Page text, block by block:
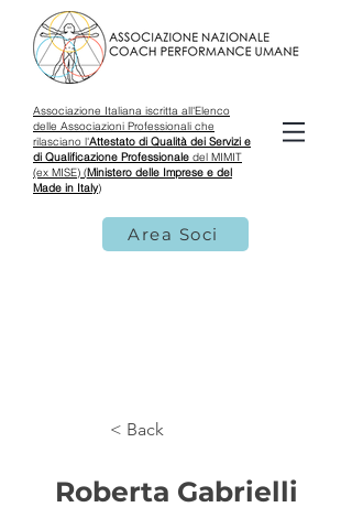
Associazione Italiana iscritta all'Elenco
delle Associazioni Professionali che
rilasciano l'Attestato di Qualità dei Servizi e
di Qualificazione Professionale del MIMIT
(ex MISE) (Ministero delle Imprese e del
Made in Italy)
Area Soci
< Back
Roberta Gabrielli